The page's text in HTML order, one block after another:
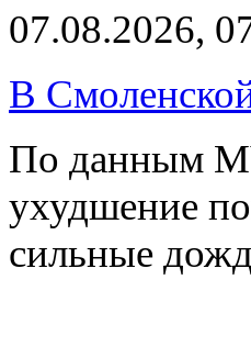
07.08.2026,
В
По данным
ухудшение
сильные